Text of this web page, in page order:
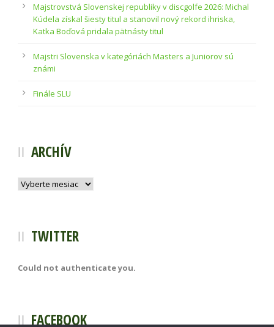
Majstrovstvá Slovenskej republiky v discgolfe 2026: Michal
Kúdela získal šiesty titul a stanovil nový rekord ihriska,
Katka Boďová pridala pätnásty titul
Majstri Slovenska v kategóriách Masters a Juniorov sú
známi
Finále SLU
ARCHÍV
Archív
TWITTER
Could not authenticate you.
FACEBOOK